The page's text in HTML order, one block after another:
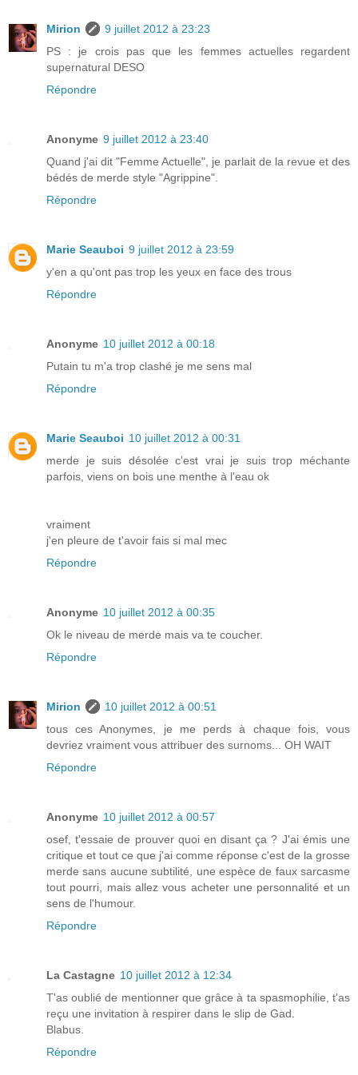
Mirion
9 juillet 2012 à 23:23
PS : je crois pas que les femmes actuelles regardent
supernatural DESO
Répondre
Anonyme 9 juillet 2012 à 23:40
Quand j'ai dit "Femme Actuelle", je parlait de la revue et des
bédés de merde style "Agrippine".
Répondre
Marie Seauboi 9 juillet 2012 à 23:59
y'en a qu'ont pas trop les yeux en face des trous
Répondre
Anonyme 10 juillet 2012 à 00:18
Putain tu m'a trop clashé je me sens mal
Répondre
Marie Seauboi 10 juillet 2012 à 00:31
merde je suis désolée c'est vrai je suis trop méchante
parfois, viens on bois une menthe à l'eau ok
vraiment
j'en pleure de t'avoir fais si mal mec
Répondre
Anonyme 10 juillet 2012 à 00:35
Ok le niveau de merde mais va te coucher.
Répondre
Mirion
10 juillet 2012 à 00:51
tous ces Anonymes, je me perds à chaque fois, vous
devriez vraiment vous attribuer des surnoms... OH WAIT
Répondre
Anonyme 10 juillet 2012 à 00:57
osef, t'essaie de prouver quoi en disant ça ? J'ai émis une
critique et tout ce que j'ai comme réponse c'est de la grosse
merde sans aucune subtilité, une espèce de faux sarcasme
tout pourri, mais allez vous acheter une personnalité et un
sens de l'humour.
Répondre
La Castagne 10 juillet 2012 à 12:34
T'as oublié de mentionner que grâce à ta spasmophilie, t'as
reçu une invitation à respirer dans le slip de Gad.
Blabus.
Répondre